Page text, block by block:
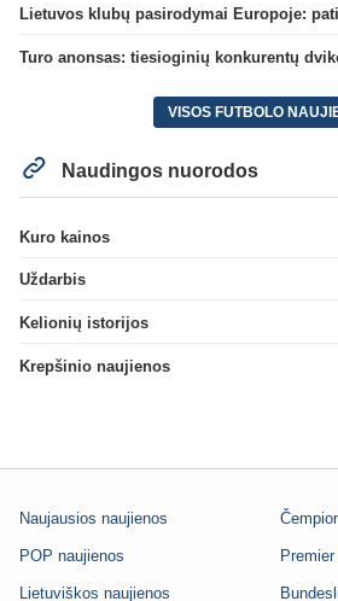
Turo anonsas: tiesioginių konkurentų
VISOS FUTBOLO
Naudingos nuorodos
Kuro kainos
Uždarbis
Kelionių istorijos
Krepšinio naujienos
Naujausios naujienos
POP naujienos
Lietuviškos naujienos